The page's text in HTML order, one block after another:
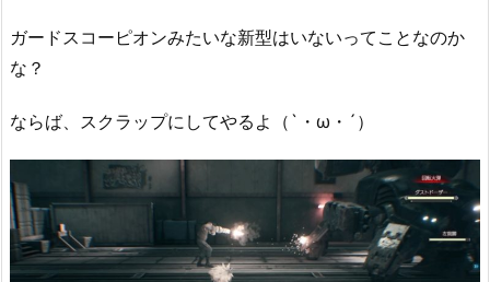
ガードスコーピオンみたいな新型はいないってことなのか
な？
ならば、スクラップにしてやるよ（`・ω・´）